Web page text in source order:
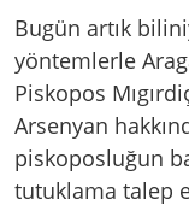
Bugün artık
yöntemlerle
Piskopos
Arsenyan
piskoposluğun
tutuklama talep